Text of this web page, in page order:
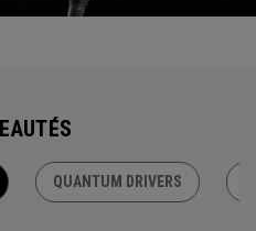
QUANTUM DRIVERS